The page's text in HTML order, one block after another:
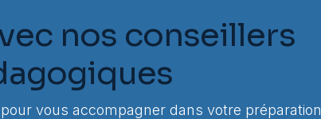
nos conseillers
vous accompagner dans votre préparation